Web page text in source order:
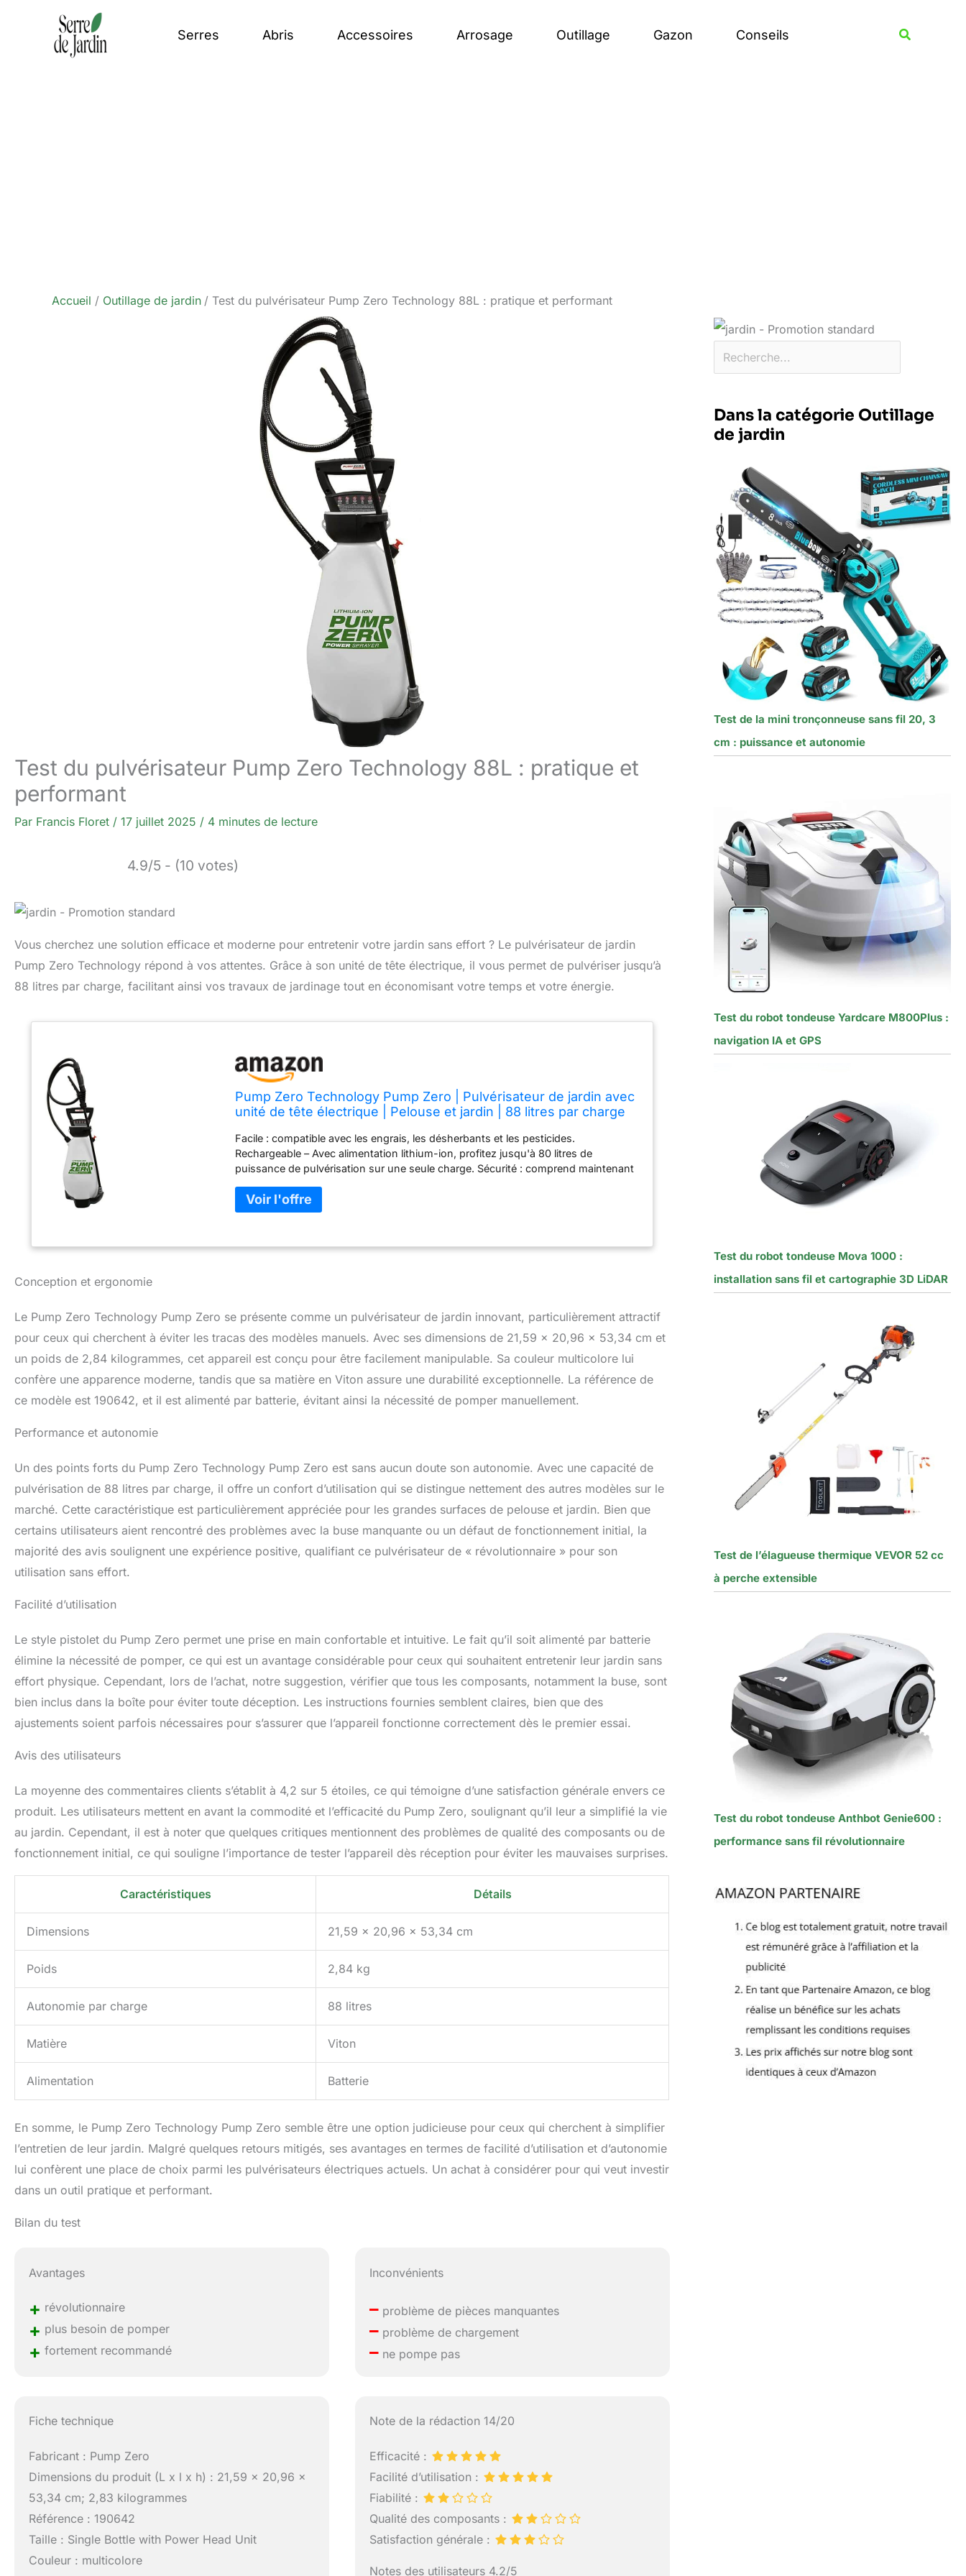
Serres Abris Accessoires Arrosage Outillage Gazon Conseils
Accueil Outillage de jardin Test du pulvérisateur Pump Zero Technology 88L : pratique et performant
Test du pulvérisateur Pump Zero Technology 88L : pratique et
performant
Par Francis Floret / 17 juillet 2025 / 4 minutes de lecture
4.9/5 - (10 votes)
Vous cherchez une solution efficace et moderne pour entretenir votre jardin sans effort ? Le pulvérisateur de jardin
Pump Zero Technology répond à vos attentes. Grâce à son unité de tête électrique, il vous permet de pulvériser jusqu’à
88 litres par charge, facilitant ainsi vos travaux de jardinage tout en économisant votre temps et votre énergie.
Pump Zero Technology Pump Zero | Pulvérisateur de jardin avec
unité de tête électrique | Pelouse et jardin | 88 litres par charge
Facile : compatible avec les engrais, les désherbants et les pesticides.
Rechargeable – Avec alimentation lithium-ion, profitez jusqu'à 80 litres de
puissance de pulvérisation sur une seule charge. Sécurité : comprend maintenant
produits Pump Zero disposent de joints Viton de haute qualité et résistants aux
produits chimiques. Pulvérisateur unique avec une unité principale à batterie
Conception et ergonomie
Le Pump Zero Technology Pump Zero se présente comme un pulvérisateur de jardin innovant, particulièrement attractif
pour ceux qui cherchent à éviter les tracas des modèles manuels. Avec ses dimensions de 21,59 x 20,96 x 53,34 cm et
un poids de 2,84 kilogrammes, cet appareil est conçu pour être facilement manipulable. Sa couleur multicolore lui
confère une apparence moderne, tandis que sa matière en Viton assure une durabilité exceptionnelle. La référence de
ce modèle est 190642, et il est alimenté par batterie, évitant ainsi la nécessité de pomper manuellement.
Performance et autonomie
Un des points forts du Pump Zero Technology Pump Zero est sans aucun doute son autonomie. Avec une capacité de
pulvérisation de 88 litres par charge, il offre un confort d’utilisation qui se distingue nettement des autres modèles sur le
marché. Cette caractéristique est particulièrement appréciée pour les grandes surfaces de pelouse et jardin. Bien que
certains utilisateurs aient rencontré des problèmes avec la buse manquante ou un défaut de fonctionnement initial, la
majorité des avis soulignent une expérience positive, qualifiant ce pulvérisateur de « révolutionnaire » pour son
utilisation sans effort.
Facilité d’utilisation
Le style pistolet du Pump Zero permet une prise en main confortable et intuitive. Le fait qu’il soit alimenté par batterie
élimine la nécessité de pomper, ce qui est un avantage considérable pour ceux qui souhaitent entretenir leur jardin sans
effort physique. Cependant, lors de l’achat, notre suggestion, vérifier que tous les composants, notamment la buse, sont
bien inclus dans la boîte pour éviter toute déception. Les instructions fournies semblent claires, bien que des
ajustements soient parfois nécessaires pour s’assurer que l’appareil fonctionne correctement dès le premier essai.
Avis des utilisateurs
La moyenne des commentaires clients s’établit à 4,2 sur 5 étoiles, ce qui témoigne d’une satisfaction générale envers ce
produit. Les utilisateurs mettent en avant la commodité et l’efficacité du Pump Zero, soulignant qu’il leur a simplifié la vie
au jardin. Cependant, il est à noter que quelques critiques mentionnent des problèmes de qualité des composants ou de
fonctionnement initial, ce qui souligne l’importance de tester l’appareil dès réception pour éviter les mauvaises surprises.
Caractéristiques Détails
Dimensions 21,59 x 20,96 x 53,34 cm
Poids 2,84 kg
Autonomie par charge 88 litres
Matière Viton
Alimentation Batterie
En somme, le Pump Zero Technology Pump Zero semble être une option judicieuse pour ceux qui cherchent à simplifier
l’entretien de leur jardin. Malgré quelques retours mitigés, ses avantages en termes de facilité d’utilisation et d’autonomie
lui confèrent une place de choix parmi les pulvérisateurs électriques actuels. Un achat à considérer pour qui veut investir
dans un outil pratique et performant.
Bilan du test
Avantages
+ révolutionnaire
+ plus besoin de pomper
+ fortement recommandé
Inconvénients
– problème de pièces manquantes
– problème de chargement
– ne pompe pas
Fiche technique
Fabricant : Pump Zero
Dimensions du produit (L x l x h) : 21,59 x 20,96 x
53,34 cm; 2,83 kilogrammes
Référence : 190642
Taille : Single Bottle with Power Head Unit
Couleur : multicolore
Note de la rédaction 14/20
Efficacité :
Facilité d’utilisation :
Fiabilité :
Qualité des composants :
Satisfaction générale :
Notes des utilisateurs 4.2/5
Dans la catégorie Outillage
de jardin
Test de la mini tronçonneuse sans fil 20, 3
cm : puissance et autonomie
Test du robot tondeuse Yardcare M800Plus :
navigation IA et GPS
Test du robot tondeuse Mova 1000 :
installation sans fil et cartographie 3D LiDAR
Test de l’élagueuse thermique VEVOR 52 cc
à perche extensible
Test du robot tondeuse Anthbot Genie600 :
performance sans fil révolutionnaire